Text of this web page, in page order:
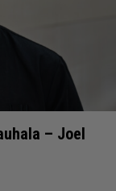
– Joel